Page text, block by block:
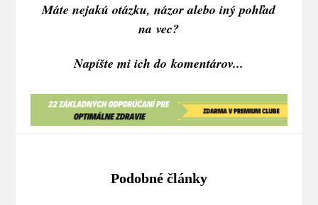
Máte nejakú otázku, názor alebo iný pohľad
na vec?
Napíšte mi ich do komentárov...
Podobné články